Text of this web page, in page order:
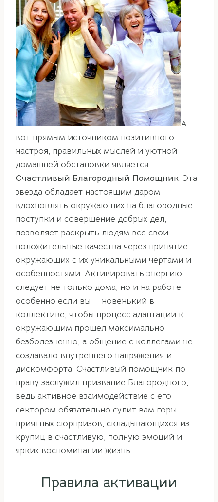
А
вот прямым источником позитивного
настроя, правильных мыслей и уютной
домашней обстановки является
Счастливый Благородный Помощник. Эта
звезда обладает настоящим даром
вдохновлять окружающих на благородные
поступки и совершение добрых дел,
позволяет раскрыть людям все свои
положительные качества через принятие
окружающих с их уникальными чертами и
особенностями. Активировать энергию
следует не только дома, но и на работе,
особенно если вы — новенький в
коллективе, чтобы процесс адаптации к
окружающим прошел максимально
безболезненно, а общение с коллегами не
создавало внутреннего напряжения и
дискомфорта. Счастливый помощник по
праву заслужил призвание Благородного,
ведь активное взаимодействие с его
сектором обязательно сулит вам горы
приятных сюрпризов, складывающихся из
крупиц в счастливую, полную эмоций и
ярких воспоминаний жизнь.
Правила активации